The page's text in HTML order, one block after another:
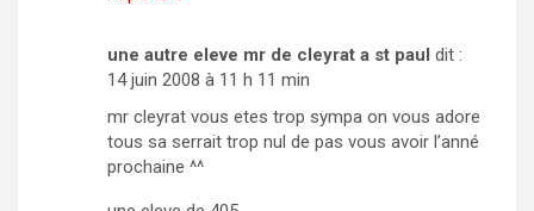
une autre eleve mr de cleyrat a st paul dit :
14 juin 2008 à 11 h 11 min
mr cleyrat vous etes trop sympa on vous adore
tous sa serrait trop nul de pas vous avoir l’anné
prochaine ^^